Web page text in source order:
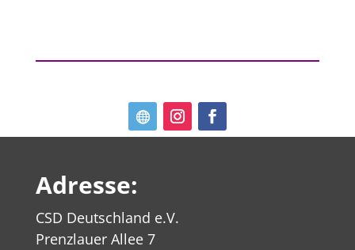
Adresse:
CSD Deutschland e.V.
Prenzlauer Allee 7